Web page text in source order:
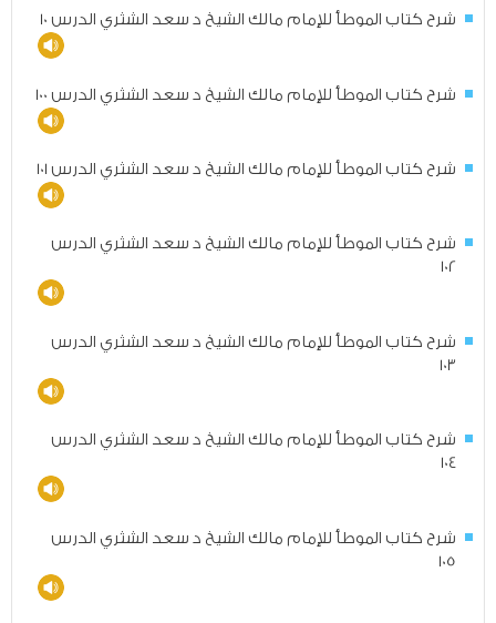
شرح كتاب الموطأ للإمام مالك الشيخ د سعد الشثري الدرس 10
شرح كتاب الموطأ للإمام مالك الشيخ د سعد الشثري الدرس 100
شرح كتاب الموطأ للإمام مالك الشيخ د سعد الشثري الدرس 101
شرح كتاب الموطأ للإمام مالك الشيخ د سعد الشثري الدرس
102
شرح كتاب الموطأ للإمام مالك الشيخ د سعد الشثري الدرس
103
شرح كتاب الموطأ للإمام مالك الشيخ د سعد الشثري الدرس
104
شرح كتاب الموطأ للإمام مالك الشيخ د سعد الشثري الدرس
105